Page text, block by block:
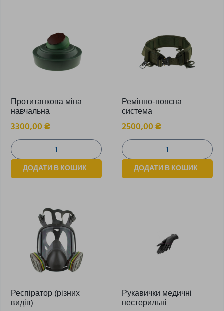
Протитанкова міна
навчальна
3300,00₴
ДОДАТИ В КОШИК
Ремінно-поясна
система
2500,00₴
ДОДАТИ В КОШИК
Респіратор (різних
видів)
Рукавички медичні
нестерильні